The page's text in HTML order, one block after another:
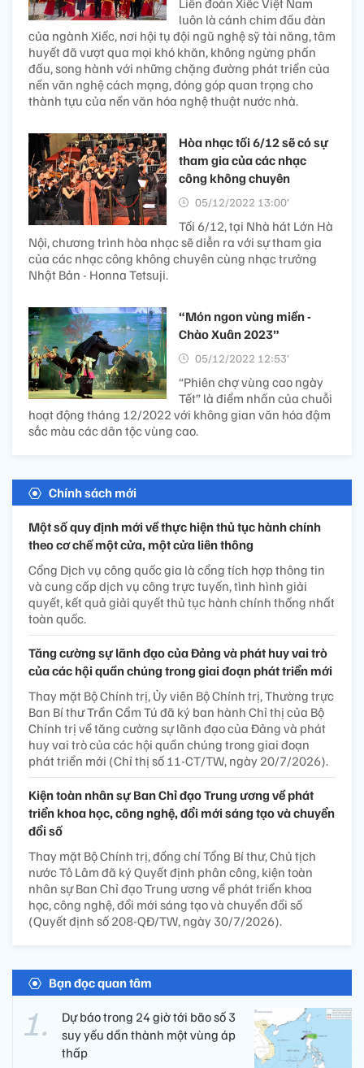
luôn là cánh chim đầu đàn
của ngành Xiếc, nơi hội tụ đội ngũ nghệ sỹ tài năng, tâm
huyết đã vượt qua mọi khó khăn, không ngừng phấn
đấu, song hành với những chặng đường phát triển của
nền văn nghệ cách mạng, đóng góp quan trọng cho
thành tựu của nền văn hóa nghệ thuật nước nhà.
Hòa nhạc tối 6/12 sẽ có sự
tham gia của các nhạc
công không chuyên
05/12/2022 13:00’
Tối 6/12, tại Nhà hát Lớn Hà
Nội, chương trình hòa nhạc sẽ diễn ra với sự tham gia
của các nhạc công không chuyên cùng nhạc trưởng
Nhật Bản - Honna Tetsuji.
“Món ngon vùng miền -
Chào Xuân 2023”
05/12/2022 12:53’
“Phiên chợ vùng cao ngày
Tết” là điểm nhấn của chuỗi
hoạt động tháng 12/2022 với không gian văn hóa đậm
sắc màu các dân tộc vùng cao.
Chính sách mới
Một số quy định mới về thực hiện thủ tục hành chính
theo cơ chế một cửa, một cửa liên thông
Cổng Dịch vụ công quốc gia là cổng tích hợp thông tin
và cung cấp dịch vụ công trực tuyến, tình hình giải
quyết, kết quả giải quyết thủ tục hành chính thống nhất
toàn quốc.
Tăng cường sự lãnh đạo của Đảng và phát huy vai trò
của các hội quần chúng trong giai đoạn phát triển mới
Thay mặt Bộ Chính trị, Ủy viên Bộ Chính trị, Thường trực
Ban Bí thư Trần Cẩm Tú đã ký ban hành Chỉ thị của Bộ
Chính trị về tăng cường sự lãnh đạo của Đảng và phát
huy vai trò của các hội quần chúng trong giai đoạn
phát triển mới (Chỉ thị số 11-CT/TW, ngày 20/7/2026).
Kiện toàn nhân sự Ban Chỉ đạo Trung ương về phát
triển khoa học, công nghệ, đổi mới sáng tạo và chuyển
đổi số
Thay mặt Bộ Chính trị, đồng chí Tổng Bí thư, Chủ tịch
nước Tô Lâm đã ký Quyết định phân công, kiện toàn
nhân sự Ban Chỉ đạo Trung ương về phát triển khoa
học, công nghệ, đổi mới sáng tạo và chuyển đổi số
(Quyết định số 208-QĐ/TW, ngày 30/7/2026).
Bạn đọc quan tâm
Dự báo trong 24 giờ tới bão số 3
suy yếu dần thành một vùng áp
thấp